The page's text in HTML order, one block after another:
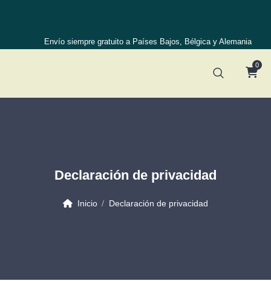
Envío siempre gratuito a Países Bajos, Bélgica y Alemania
0
Declaración de privacidad
Inicio Declaración de privacidad